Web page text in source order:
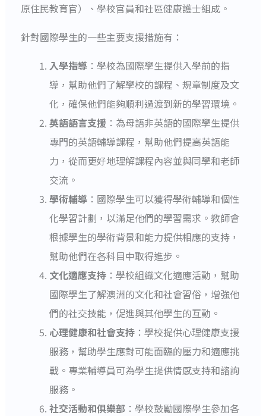
原住民教育官）、學校官員和社區健康護士組成。
針對國際學生的一些主要支援措施有：
入學指導：學校為國際學生提供入學前的指
導，幫助他們了解學校的課程、規章制度及文
化，確保他們能夠順利過渡到新的學習環境。
英語語言支援 ：為母語非英語的國際學生提供
專門的英語輔導課程，幫助他們提高英語能
力，從而更好地理解課程內容並與同學和老師
交流。
學術輔導：國際學生可以獲得學術輔導和個性
化學習計劃，以滿足他們的學習需求。教師會
根據學生的學術背景和能力提供相應的支持，
幫助他們在各科目中取得進步。
文化適應支持：學校組織文化適應活動，幫助
國際學生了解澳洲的文化和社會習俗，增強他
們的社交技能，促進與其他學生的互動。
心理健康和社會支持：學校提供心理健康支援
服務，幫助學生應對可能面臨的壓力和適應挑
戰。專業輔導員可為學生提供情感支持和諮詢
服務。
社交活動和俱樂部 ：學校鼓勵國際學生參加各